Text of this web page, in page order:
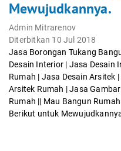
Mewujudkannya.
Admin Mitrarenov
Diterbitkan 10 Jul 2018
Jasa Borongan Tukang
Desain Interior | Jasa Desain
Rumah | Jasa Desain Arsitek
Arsitek Rumah | Jasa
Rumah || Mau Bangun
Berikut untuk